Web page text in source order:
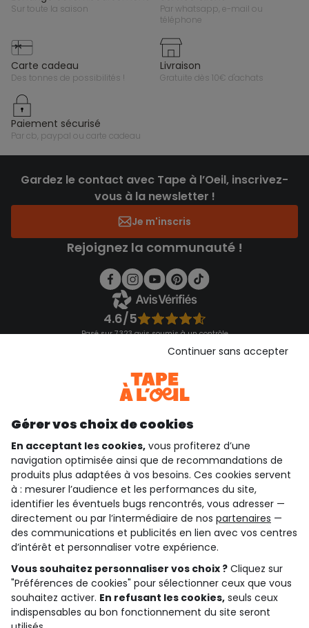
sur toute la saison
par whatsapp, e-mail ou
téléphone
carte cadeau
des tonnes de possibilités !
livraison
gratuite dès 10€ d'achats
paiement sécurisé
par cb, paypal ou carte cadeau
Gardez le contact avec Tape à l’Oeil, inscrivez-
vous à la newsletter !
Je m'inscris
Rejoignez la communauté !
4.6/5
Basé sur 7 323 avis soumis à un contrôle
Consulter les CGU
Téléchargez notre application
qui sommes-nous ?
besoin d'aide ?
le club fidélité
notre catalogue
Conditions générales de ventes et d'utilisation
Conditions d’utilisation des réseaux sociaux
Gérer vos choix de cookies
En acceptant les cookies, vous profiterez d’une
navigation optimisée ainsi que de recommandations de
produits plus adaptées à vos besoins. Ces cookies servent
à : mesurer l’audience et les performances du site,
identifier les éventuels bugs rencontrés, vous adresser —
directement ou par l’intermédiaire de nos partenaires —
des communications et publicités en lien avec vos centres
d’intérêt et personnaliser votre expérience.
Vous souhaitez personnaliser vos choix ? Cliquez sur
"Préférences de cookies" pour sélectionner ceux que vous
souhaitez activer. En refusant les cookies, seuls ceux
indispensables au bon fonctionnement du site seront
Continuer sans accepter